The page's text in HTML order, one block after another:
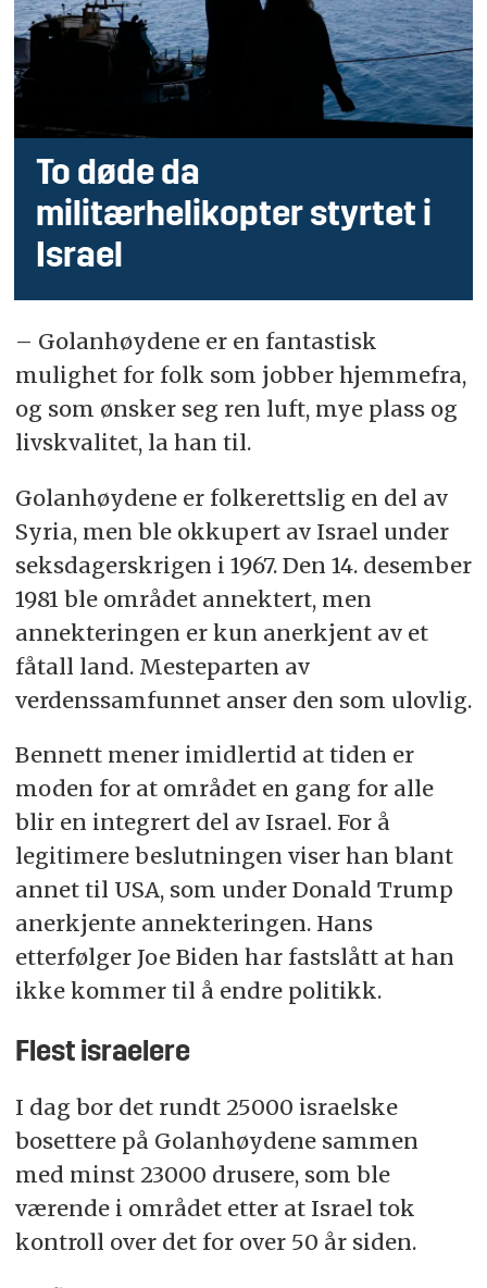
To døde da
militærhelikopter styrtet i
Israel
– Golanhøydene er en fantastisk
mulighet for folk som jobber hjemmefra,
og som ønsker seg ren luft, mye plass og
livskvalitet, la han til.
Golanhøydene er folkerettslig en del av
Syria, men ble okkupert av Israel under
seksdagerskrigen i 1967. Den 14. desember
1981 ble området annektert, men
annekteringen er kun anerkjent av et
fåtall land. Mesteparten av
verdenssamfunnet anser den som ulovlig.
Bennett mener imidlertid at tiden er
moden for at området en gang for alle
blir en integrert del av Israel. For å
legitimere beslutningen viser han blant
annet til USA, som under Donald Trump
anerkjente annekteringen. Hans
etterfølger Joe Biden har fastslått at han
ikke kommer til å endre politikk.
Flest israelere
I dag bor det rundt 25000 israelske
bosettere på Golanhøydene sammen
med minst 23000 drusere, som ble
værende i området etter at Israel tok
kontroll over det for over 50 år siden.